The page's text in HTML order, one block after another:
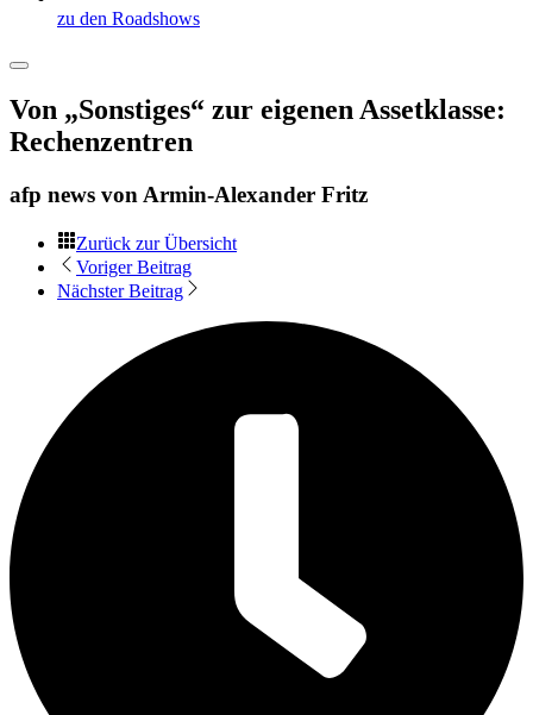
zu den Roadshows
Von „Sonstiges“ zur eigenen Assetklasse:
Rechenzentren
afp news von Armin-Alexander Fritz
Zurück zur Übersicht
Voriger Beitrag
Nächster Beitrag